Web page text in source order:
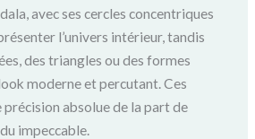
avec ses cercles concentriques
l’univers intérieur, tandis
des triangles ou des formes
moderne et percutant. Ces
précision absolue de la part de
impeccable.